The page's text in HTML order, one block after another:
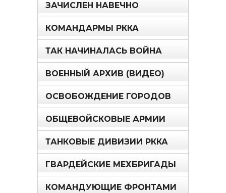
ЗАЧИСЛЕН НАВЕЧНО
КОМАНДАРМЫ РККА
ТАК НАЧИНАЛАСЬ ВОЙНА
ВОЕННЫЙ АРХИВ (ВИДЕО)
ОСВОБОЖДЕНИЕ ГОРОДОВ
ОБЩЕВОЙСКОВЫЕ АРМИИ
ТАНКОВЫЕ ДИВИЗИИ РККА
ГВАРДЕЙСКИЕ МЕХБРИГАДЫ
КОМАНДУЮЩИЕ ФРОНТАМИ